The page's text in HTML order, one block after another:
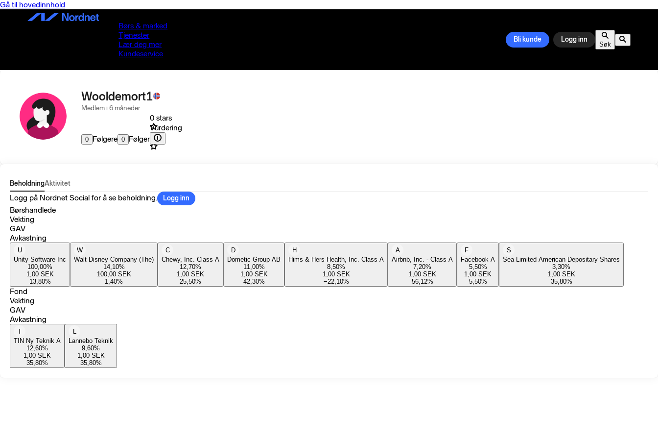
Gå til hovedinnhold
Børs & marked
Tjenester
Lær deg mer
Kundeservice
Bli kunde Logg inn
Søk
Wooldemort1
Medlem i 6 måneder
0 Følgere 0 Følger
0 stars
Vurdering
BeholdningAktivitet
Logg på Nordnet Social for å se beholdning. Logg inn
Børshandlede
Vekting
GAV
Avkastning
U
Unity Software Inc
100,00%
1,00 SEK
13,80%
W
Walt Disney Company (The)
14,10%
100,00 SEK
1,40%
C
Chewy, Inc. Class A
12,70%
1,00 SEK
25,50%
D
Dometic Group AB
11,00%
1,00 SEK
42,30%
H
Hims & Hers Health, Inc. Class A
8,50%
1,00 SEK
−22,10%
A
Airbnb, Inc. - Class A
7,20%
1,00 SEK
56,12%
F
Facebook A
5,50%
1,00 SEK
5,50%
S
Sea Limited American Depositary Shares
3,30%
1,00 SEK
35,80%
Fond
Vekting
GAV
Avkastning
T
TIN Ny Teknik A
12,60%
1,00 SEK
35,80%
L
Lannebo Teknik
9,60%
1,00 SEK
35,80%